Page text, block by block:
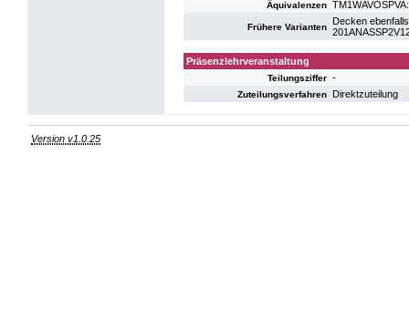
Äquivalenzen
Frühere Varianten
Decken
Präsenzlehrveranstaltung
Teilungsziffer -
Zuteilungsverfahren Direktzuteilung
Version v1.0.25